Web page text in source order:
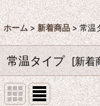
ホーム > 新着商品 > 常温
常温タイプ [新着